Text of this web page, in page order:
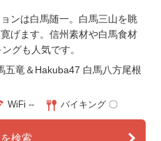
ンは白馬随一。白馬三山を眺
げます。信州素材や白馬食材
グも人気です。
五竜＆Hakuba47 白馬八方尾根
WiFi -- バイキング 〇
検索